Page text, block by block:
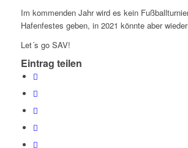
Im kommenden Jahr wird es kein
Hafenfestes geben, in 2021 könnte aber
Let´s go SAV!
Eintrag teilen